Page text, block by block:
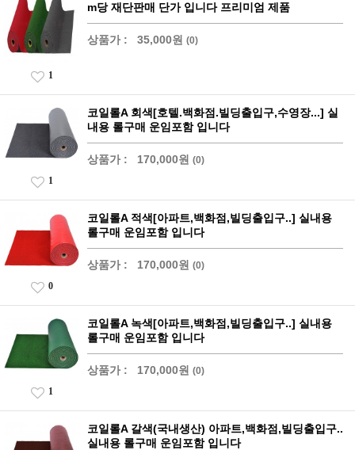
m당 재단판매 단가 입니다 프리미엄 제품
상품가 : 35,000원 (0)
1
코일롤A 회색[호텔.백화점.빌딩출입구,수영장...] 실
내용 롤구매 운임포함 입니다
상품가 : 170,000원 (0)
1
코일롤A 적색[아파트,백화점,빌딩출입구..] 실내용
롤구매 운임포함 입니다
상품가 : 170,000원 (0)
0
코일롤A 녹색[아파트,백화점,빌딩출입구..] 실내용
롤구매 운임포함 입니다
상품가 : 170,000원 (0)
1
코일롤A 갈색(국내생산) 아파트,백화점,빌딩출입구..
실내용 롤구매 운임포함 입니다